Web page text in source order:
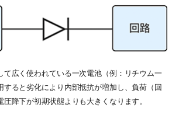
て広く使われている一次電池（例：リチウム一
すると劣化により内部抵抗が増加し、負荷（回
降下が初期状態よりも大きくなります。